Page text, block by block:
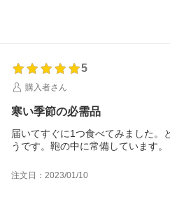
5
購入者さん
寒い季節の必需品
届いてすぐに1つ食べてみました。
うです。鞄の中に常備しています。
注文日：2023/01/10